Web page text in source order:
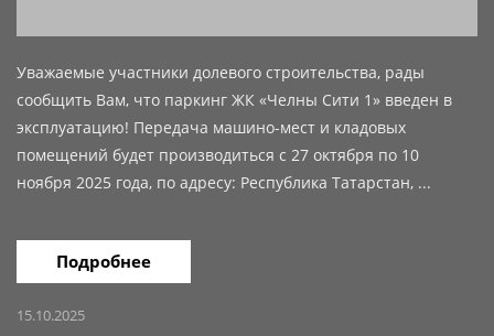
Уважаемые участники долевого строительства, рады
сообщить Вам, что паркинг ЖК «Челны Сити 1» введен в
эксплуатацию! Передача машино-мест и кладовых
помещений будет производиться с 27 октября по 10
ноября 2025 года, по адресу: Республика Татарстан, ...
Подробнее
15.10.2025